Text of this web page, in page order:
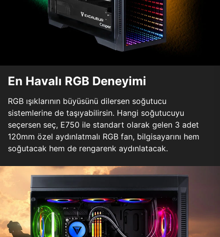
En Havalı RGB Deneyimi
RGB ışıklarının büyüsünü dilersen soğutucu
sistemlerine de taşıyabilirsin. Hangi soğutucuyu
seçersen seç, E750 ile standart olarak gelen 3 adet
120mm özel aydınlatmalı RGB fan, bilgisayarını hem
soğutacak hem de rengarenk aydınlatacak.